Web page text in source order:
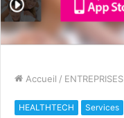
Accueil / ENTREPRISES
HEALTHTECH Services